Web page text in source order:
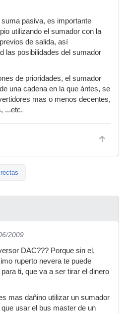
pasiva, es importante
utilizando el sumador con la
de salida, así
las posibilidades del sumador
de prioridades, el sumador
una cadena en la que ántes, se
mas o menos decentes,
...etc.
2009
DAC??? Porque sin el,
ruperto nevera te puede
ti, que va a ser tirar el dinero
mas dañino utilizar un sumador
usar el bus master de un